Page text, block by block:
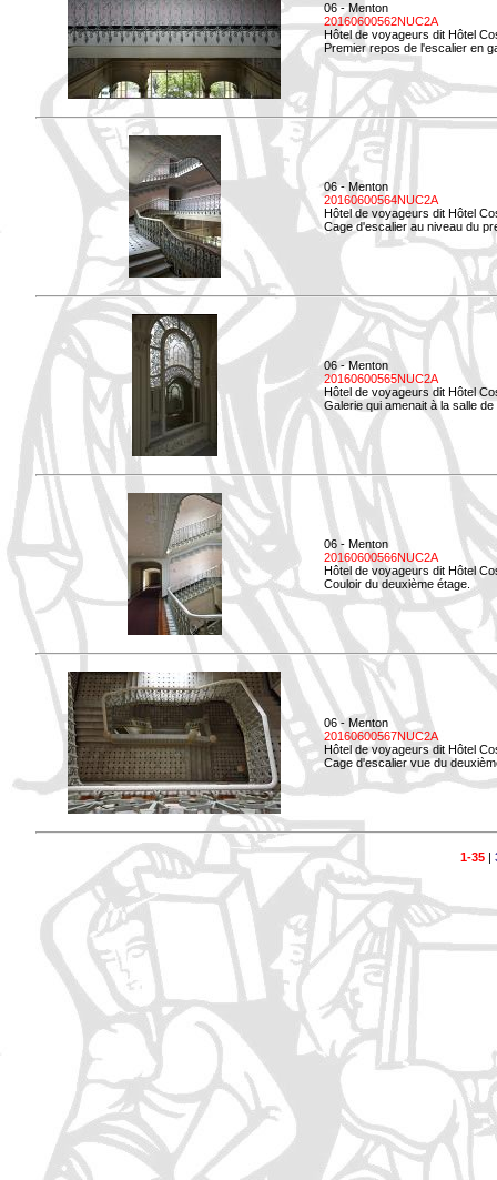
06 - Menton
20160600562NUC2A
Hôtel de voyageurs dit Hôtel
Premier repos de l'escalier en
06 - Menton
20160600564NUC2A
Hôtel de voyageurs dit Hôtel
Cage d'escalier au niveau du
06 - Menton
20160600565NUC2A
Hôtel de voyageurs dit Hôtel
Galerie qui amenait à la salle
06 - Menton
20160600566NUC2A
Hôtel de voyageurs dit Hôtel
Couloir du deuxième étage.
06 - Menton
20160600567NUC2A
Hôtel de voyageurs dit Hôtel
Cage d'escalier vue du
1-35|